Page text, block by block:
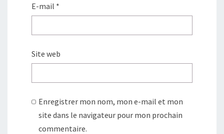
E-mail *
Site web
Enregistrer mon nom, mon e-mail et mon
site dans le navigateur pour mon prochain
commentaire.